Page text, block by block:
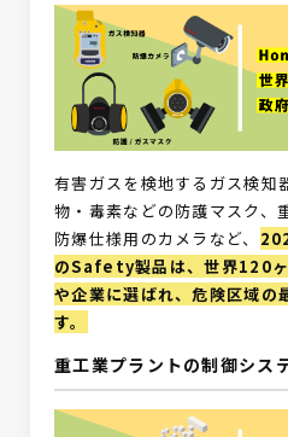
有害ガスを検地するガス検知
物・毒素などの防護マスク、
防爆仕様用のカメラなど、
のSafety製品は、世界120ヶ
や企業に選ばれ、危険区域の
す。
重工業プラントの制御シス